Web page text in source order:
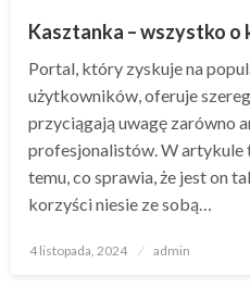
Kasztanka – wszystko o
Portal, który zyskuje na
użytkowników, oferuje
przyciągają uwagę zarówno
profesjonalistów. W artykule
temu, co sprawia, że jest on
korzyści niesie ze sobą…
Opublikowane
4 listopada, 2024 admin